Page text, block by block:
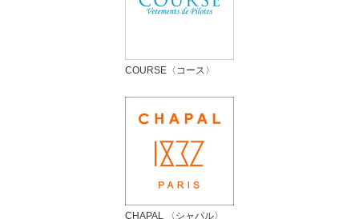
COURSE〈コース〉
CHAPAL 〈シャパル〉